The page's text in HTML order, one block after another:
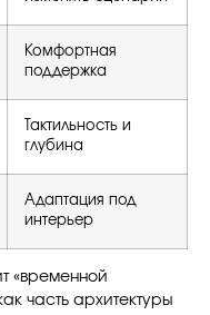
Комфортная
поддержка
Тактильность и
глубина
Адаптация под
интерьер
«временной
часть архитектуры